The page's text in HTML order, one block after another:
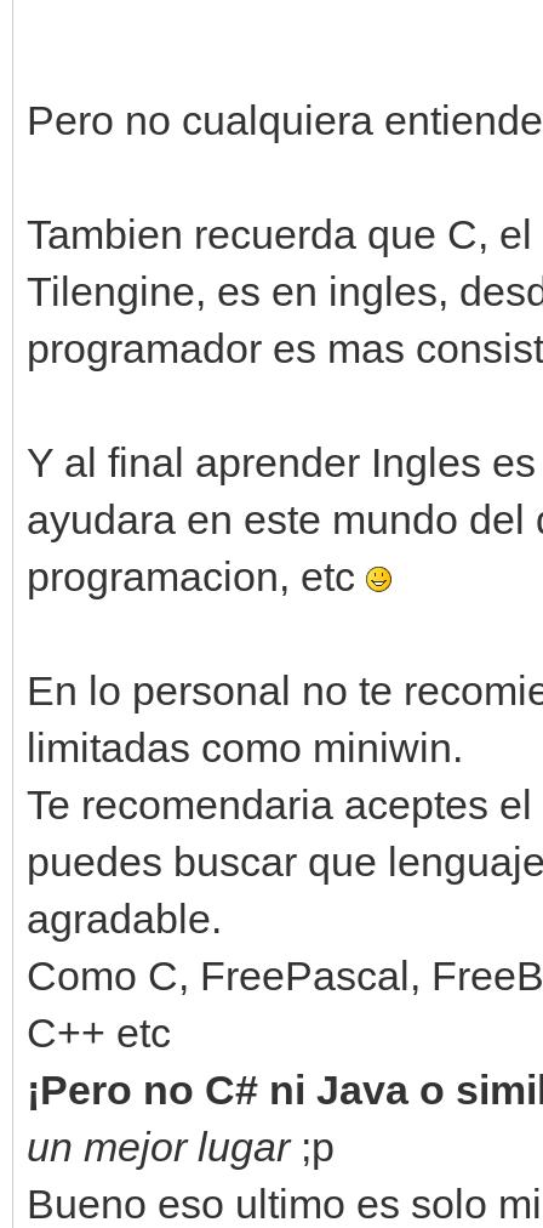
Pero no cualquiera
Tambien recuerda que C,
Tilengine, es en ingles,
programador es mas
Y al final aprender Ingles
ayudara en este mundo
programacion, etc
En lo personal no te
limitadas como miniwin.
Te recomendaria aceptes
puedes buscar que
agradable.
Como C, FreePascal,
C++ etc
¡Pero no C# ni Java o
un mejor lugar ;p
Bueno eso ultimo es solo